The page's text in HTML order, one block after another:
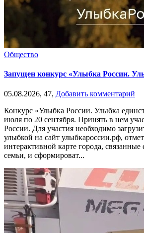
Общество
Запущен конкурс «Улыбка России.
05.08.2026, 47, Добавить комментарий
Конкурс «Улыбка России. Улыбка
июля по 20 сентября. Принять в нем
России. Для участия необходимо
улыбкой на сайт улыбкароссии.рф,
интерактивной карте города, связанные
семьи, и сформироват...